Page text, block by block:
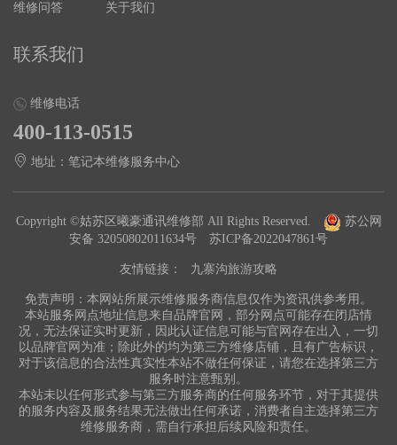
维修问答 关于我们
联系我们
维修电话
400-113-0515
地址：笔记本维修服务中心
Copyright ©姑苏区曦豪通讯维修部 All Rights Reserved.
苏公网
安备 32050802011634号
苏ICP备2022047861号
友情链接： 九寨沟旅游攻略
免责声明：本网站所展示维修服务商信息仅作为资讯供参考用。
本站服务网点地址信息来自品牌官网，部分网点可能存在闭店情
况，无法保证实时更新，因此认证信息可能与官网存在出入，一切
以品牌官网为准；除此外的均为第三方维修店铺，且有广告标识，
对于该信息的合法性真实性本站不做任何保证，请您在选择第三方
服务时注意甄别。
本站未以任何形式参与第三方服务商的任何服务环节，对于其提供
的服务内容及服务结果无法做出任何承诺，消费者自主选择第三方
维修服务商，需自行承担后续风险和责任。